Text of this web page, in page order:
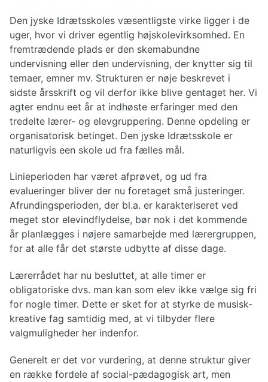
Den jyske Idrætsskoles væsentligste virke ligger i de
uger, hvor vi driver egentlig højskolevirksomhed. En
fremtrædende plads er den skemabundne
undervisning eller den undervisning, der knytter sig til
temaer, emner mv. Strukturen er nøje beskrevet i
sidste årsskrift og vil derfor ikke blive gentaget her. Vi
agter endnu eet år at indhøste erfaringer med den
tredelte lærer- og elevgruppering. Denne opdeling er
organisatorisk betinget. Den jyske Idrætsskole er
naturligvis een skole ud fra fælles mål.
Linieperioden har været afprøvet, og ud fra
evalueringer bliver der nu foretaget små justeringer.
Afrundingsperioden, der bl.a. er karakteriseret ved
meget stor elevindflydelse, bør nok i det kommende
år planlægges i nøjere samarbejde med lærergruppen,
for at alle får det største udbytte af disse dage.
Lærerrådet har nu besluttet, at alle timer er
obligatoriske dvs. man kan som elev ikke vælge sig fri
for nogle timer. Dette er sket for at styrke de musisk-
kreative fag samtidig med, at vi tilbyder flere
valgmuligheder her indenfor.
Generelt er det vor vurdering, at denne struktur giver
en række fordele af social-pædagogisk art, men